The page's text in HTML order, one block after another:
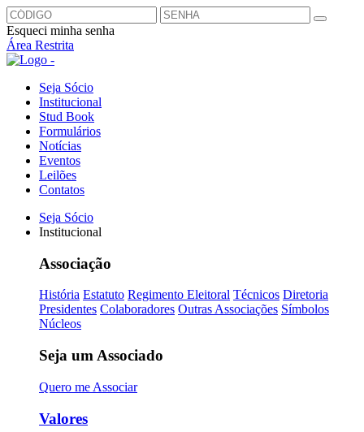
Esqueci minha senha
Área Restrita
Seja Sócio
Institucional
Stud Book
Formulários
Notícias
Eventos
Leilões
Contatos
Seja Sócio
Institucional
Associação
História Estatuto Regimento Eleitoral Técnicos Diretoria
Presidentes Colaboradores Outras Associações Símbolos
Núcleos
Seja um Associado
Quero me Associar
Valores